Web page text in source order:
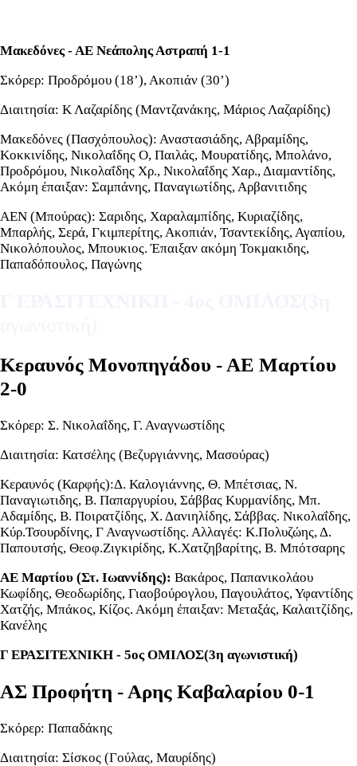
Μακεδόνες - ΑΕ Νεάπολης Αστραπή 1-1
Σκόρερ: Προδρόμου (18’), Ακοπιάν (30’)
Διαιτησία: Κ Λαζαρίδης (Μαντζανάκης, Μάριος Λαζαρίδης)
Μακεδόνες (Πασχόπουλος): Αναστασιάδης, Αβραμίδης,
Κοκκινίδης, Νικολαΐδης Ο, Παιλάς, Μουρατίδης, Μπολάνο,
Προδρόμου, Νικολαΐδης Χρ., Νικολαΐδης Χαρ., Διαμαντίδης,
Ακόμη έπαιξαν: Σαμπάνης, Παναγιωτίδης, Αρβανιτιδης
ΑΕΝ (Μπούρας): Σαριδης, Χαραλαμπίδης, Κυριαζίδης,
Μπαρλής, Σερά, Γκιμπερίτης, Ακοπιάν, Τσαντεκίδης, Αγαπίου,
Νικολόπουλος, Μπουκιος. Έπαιξαν ακόμη Τοκμακιδης,
Παπαδόπουλος, Παγώνης
Κεραυνός Μονοπηγάδου - ΑΕ Μαρτίου
2-0
Σκόρερ: Σ. Νικολαΐδης, Γ. Αναγνωστίδης
Διαιτησία: Κατσέλης (Βεζυργιάννης, Μασούρας)
Κεραυνός (Καρφής):Δ. Καλογιάννης, Θ. Μπέτσιας, Ν.
Παναγιωτιδης, Β. Παπαργυρίου, Σάββας Κυρμανίδης, Μπ.
Αδαμίδης, Β. Ποιρατζίδης, Χ. Δανιηλίδης, Σάββας. Νικολαΐδης,
Κύρ.Τσουρδίνης, Γ Αναγνωστίδης. Αλλαγές: Κ.Πολυζώης, Δ.
Παπουτσής, Θεοφ.Ζιγκιρίδης, Κ.Χατζηβαρίτης, Β. Μπότσαρης
ΑΕ Μαρτίου (Στ. Ιωαννίδης): Βακάρος, Παπανικολάου
Κωφίδης, Θεοδωρίδης, Γιαοβούρογλου, Παγουλάτος, Υφαντίδης
Χατζής, Μπάκος, Κίζος. Ακόμη έπαιξαν: Μεταξάς, Καλαιτζίδης,
Κανέλης
Γ ΕΡΑΣΙΤΕΧΝΙΚΗ - 5ος ΟΜΙΛΟΣ(3η αγωνιστική)
ΑΣ Προφήτη - Αρης Καβαλαρίου 0-1
Σκόρερ: Παπαδάκης
Διαιτησία: Σίσκος (Γούλας, Μαυρίδης)